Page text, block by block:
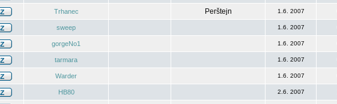
Trhanec Perštejn 1.6. 2007
sweep 1.6. 2007
gorgeNo1 1.6. 2007
tarmara 1.6. 2007
Warder 1.6. 2007
HB80 2.6. 2007